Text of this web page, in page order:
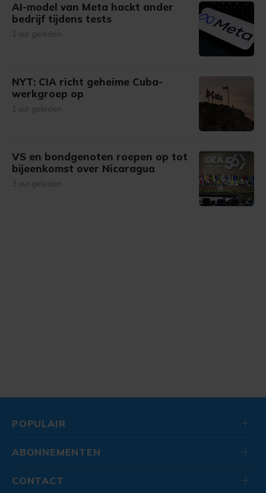
AI-model van Meta hackt ander
bedrijf tijdens tests
1 uur geleden
NYT: CIA richt geheime Cuba-
werkgroep op
1 uur geleden
VS en bondgenoten roepen op tot
bijeenkomst over Nicaragua
3 uur geleden
POPULAIR
ABONNEMENTEN
CONTACT